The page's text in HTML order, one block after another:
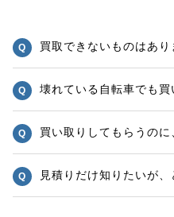
買取できないものはあり
壊れている自転車でも買
買い取りしてもらうのに
見積りだけ知りたいが